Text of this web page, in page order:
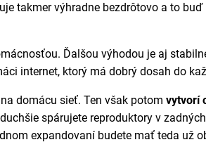
takmer výhradne bezdrôtovo a to
Ďalšou výhodou je aj
internet, ktorý má dobrý dosah do
domácu sieť. Ten však potom vytvorí
spárujete reproduktory v
expandovaní budete mať teda už